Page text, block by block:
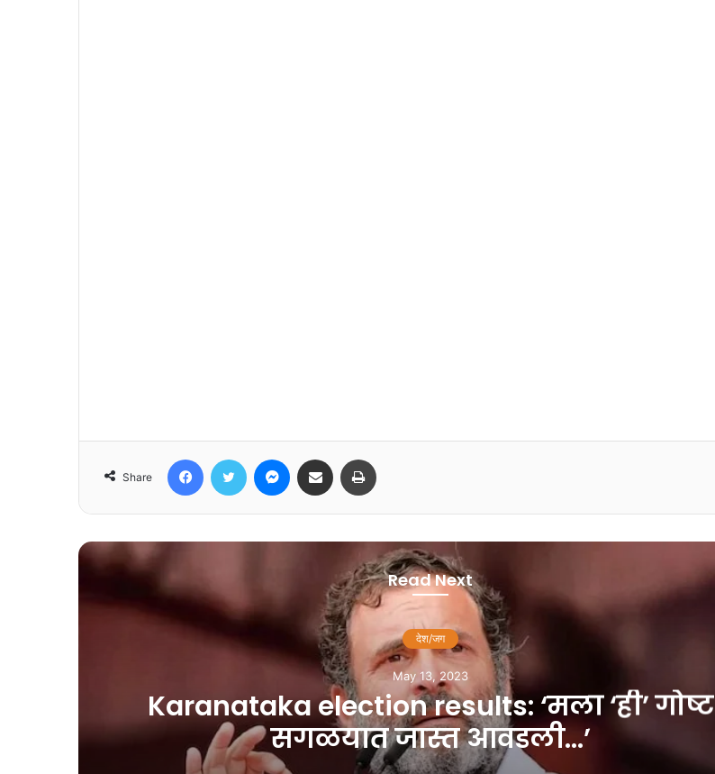
Share
FacebookTwitter Messenger
Share via Email
Read Next
देश/जग
May 13, 2023
Karanataka election results: ‘मला ‘ही’ गोष्ट
सगळयात जास्त आवडली…’